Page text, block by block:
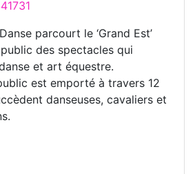
parcourt le ‘Grand Est’
des spectacles qui
et art équestre.
est emporté à travers 12
danseuses, cavaliers et